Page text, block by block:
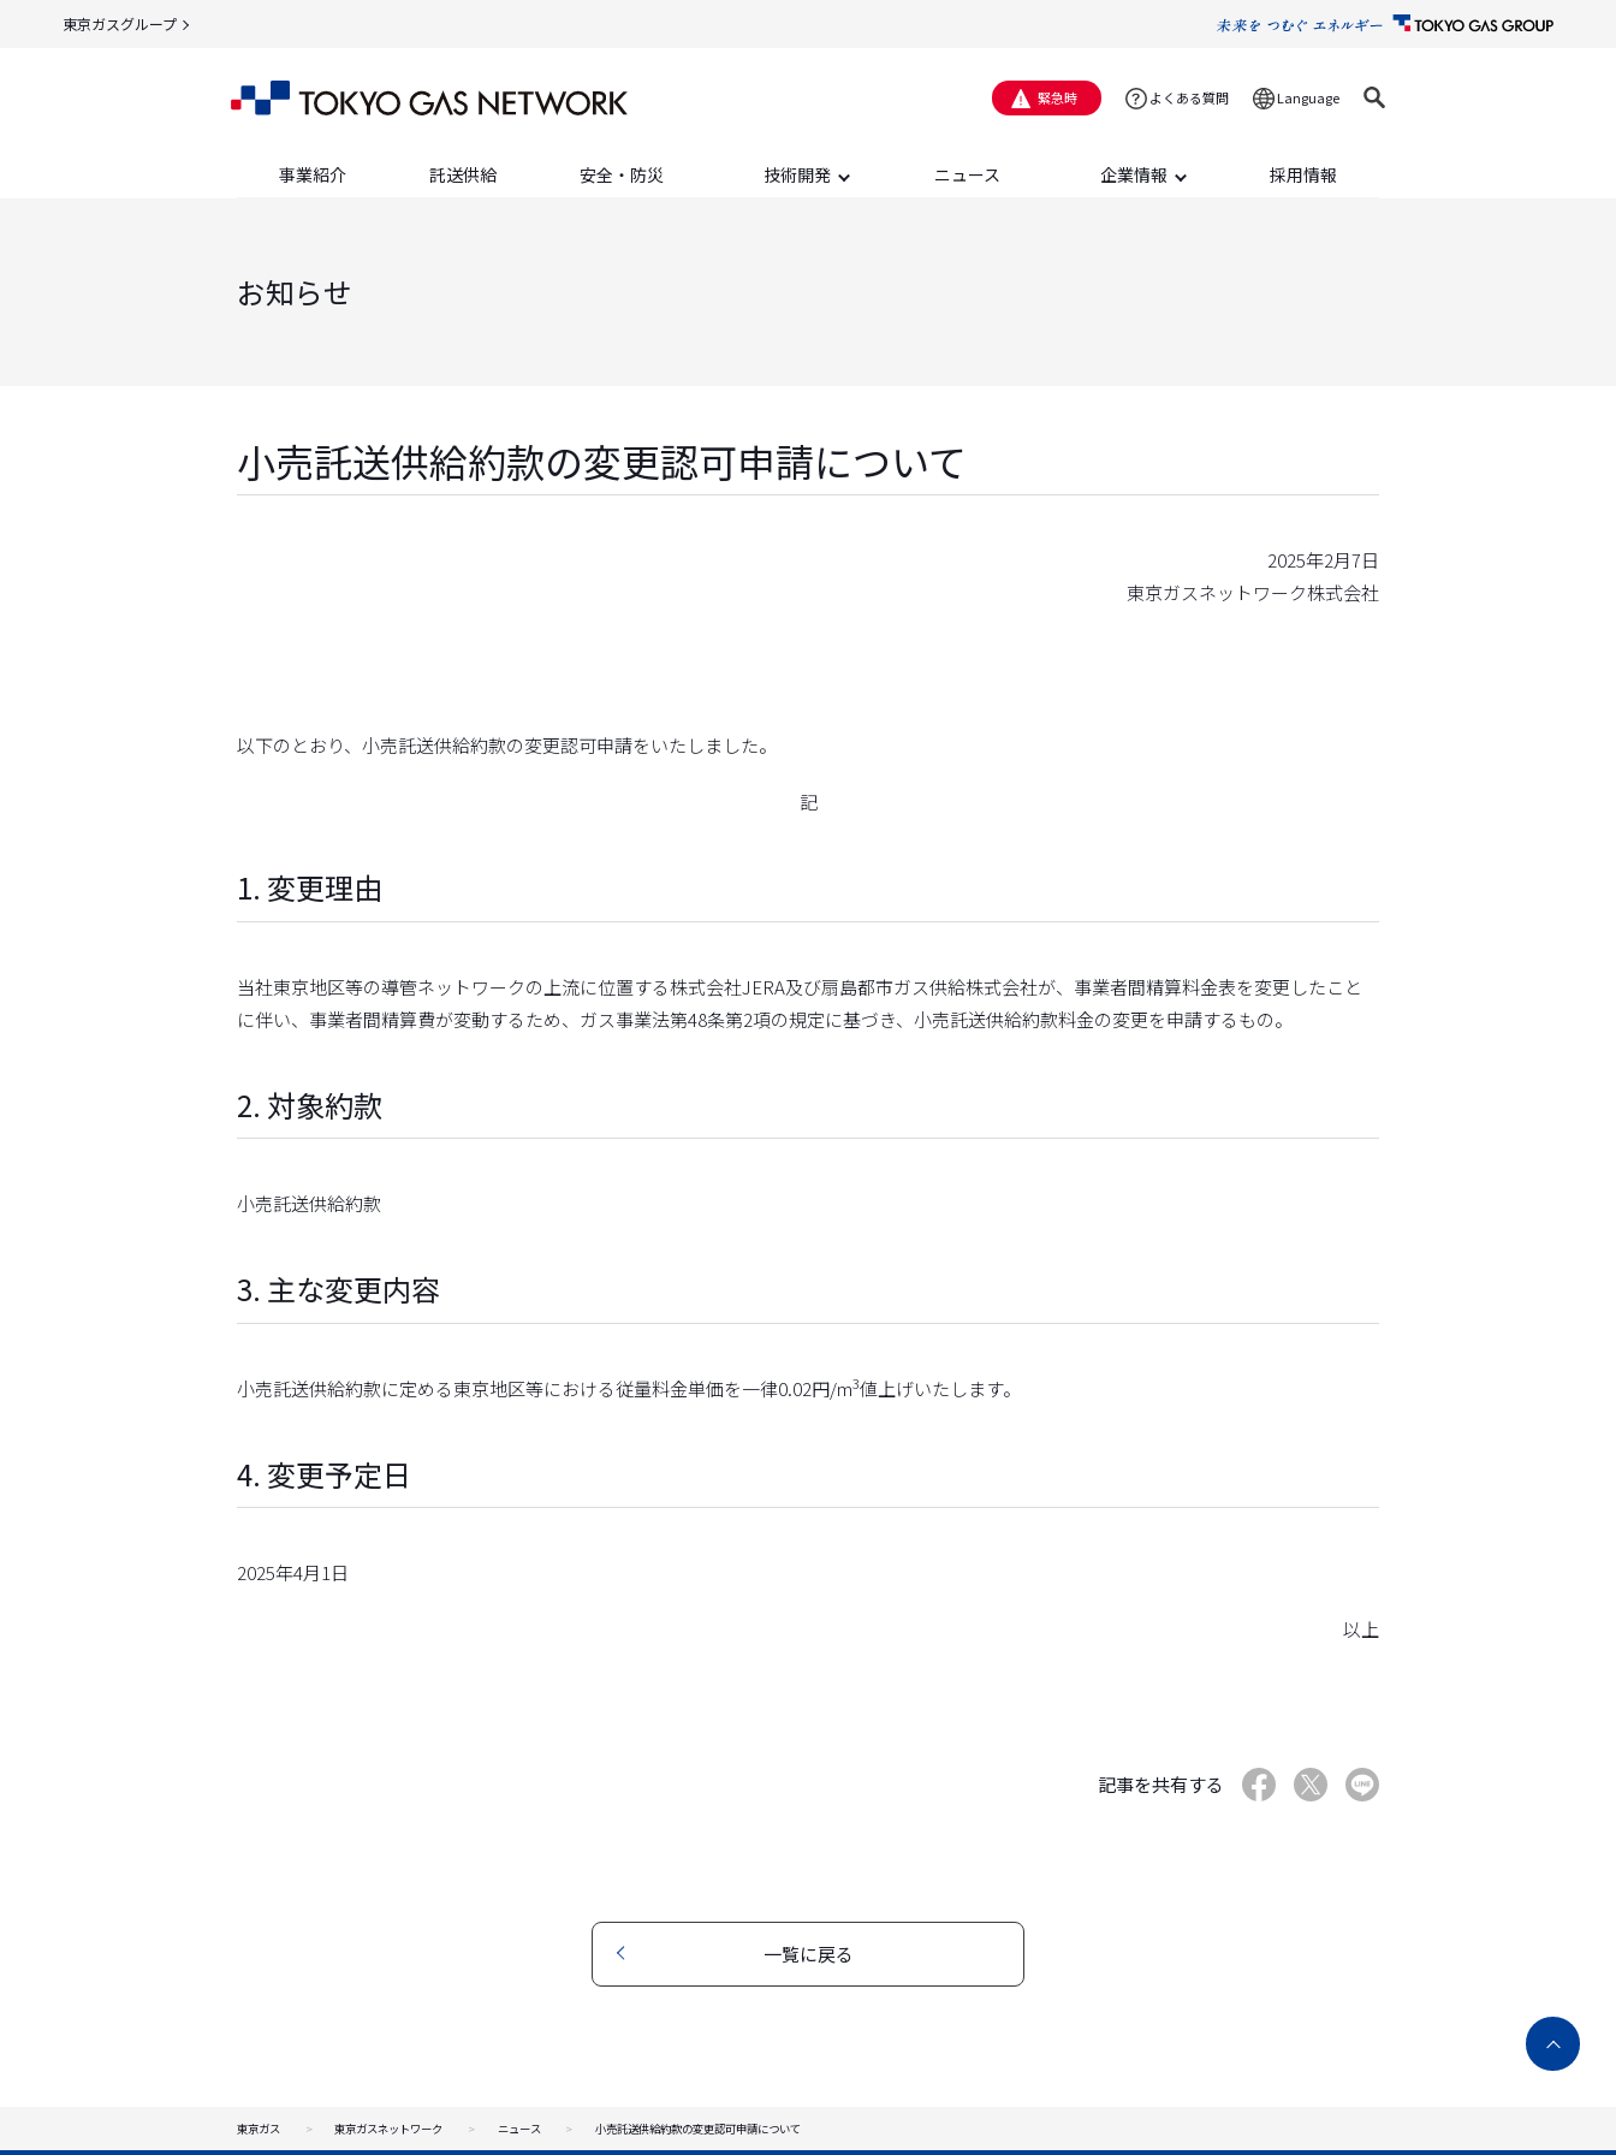
東京ガスグループ
緊急時 よくある質問 Language
事業紹介 託送供給 安全・防災 技術開発 ニュース 企業情報 採用情報
お知らせ
小売託送供給約款の変更認可申請について
2025年2月7日
東京ガスネットワーク株式会社
以下のとおり、小売託送供給約款の変更認可申請をいたしました。
記
1. 変更理由
当社東京地区等の導管ネットワークの上流に位置する株式会社JERA及び扇島都市ガス供給株式会社が、事業者間精算料金表を変更したこと
に伴い、事業者間精算費が変動するため、ガス事業法第48条第2項の規定に基づき、小売託送供給約款料金の変更を申請するもの。
2. 対象約款
小売託送供給約款
3. 主な変更内容
小売託送供給約款に定める東京地区等における従量料金単価を一律0.02円/m3値上げいたします。
4. 変更予定日
2025年4月1日
以上
記事を共有する
一覧に戻る
ペ
ー
東京ガス 東京ガスネットワーク ニュース 小売託送供給約款の変更認可申請について